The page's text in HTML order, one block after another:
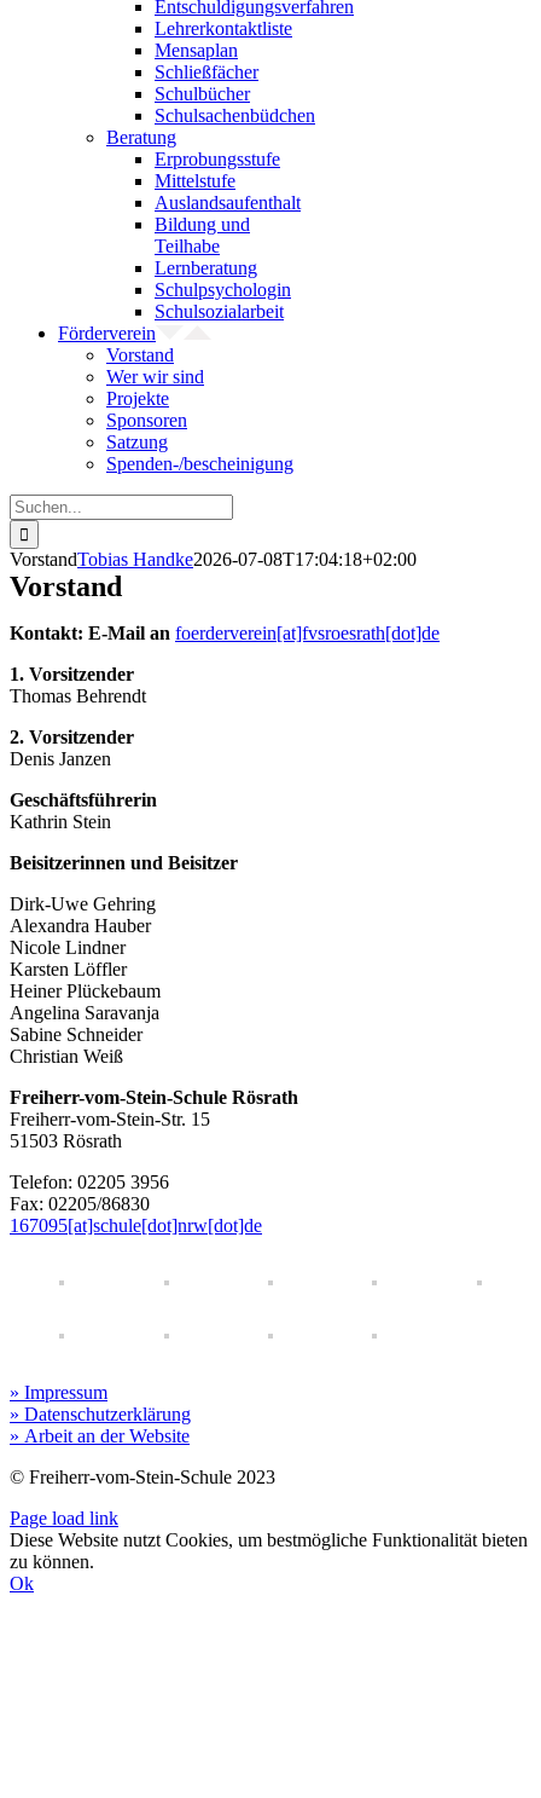
Entschuldigungsverfahren
Lehrerkontaktliste
Mensaplan
Schließfächer
Schulbücher
Schulsachenbüdchen
Beratung
Erprobungsstufe
Mittelstufe
Auslandsaufenthalt
Bildung und
Teilhabe
Lernberatung
Schulpsychologin
Schulsozialarbeit
Förderverein
Vorstand
Wer wir sind
Projekte
Sponsoren
Satzung
Spenden-/bescheinigung
Suche
nach:
VorstandTobias Handke2026-07-08T17:04:18+02:00
Vorstand
Kontakt: E-Mail an foerderverein[at]fvsroesrath[dot]de
1. Vorsitzender
Thomas Behrendt
2. Vorsitzender
Denis Janzen
Geschäftsführerin
Kathrin Stein
Beisitzerinnen und Beisitzer
Dirk-Uwe Gehring
Alexandra Hauber
Nicole Lindner
Karsten Löffler
Heiner Plückebaum
Angelina Saravanja
Sabine Schneider
Christian Weiß
Freiherr-vom-Stein-Schule Rösrath
Freiherr-vom-Stein-Str. 15
51503 Rösrath
Telefon: 02205 3956
Fax: 02205/86830
167095[at]schule[dot]nrw[dot]de
» Impressum
» Datenschutzerklärung
» Arbeit an der Website
© Freiherr-vom-Stein-Schule 2023
Page load link
Diese Website nutzt Cookies, um bestmögliche Funktionalität bieten
zu können.
Ok